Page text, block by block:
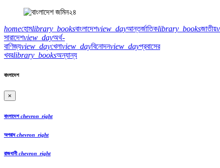
homeহোমlibrary_booksবাংলাদেশview_dayআন্তর্জাতিকlibrary_booksজাতীয়
সারাদেশview_dayঅর্থ-
বাণিজ্যview_dayখেলাview_dayবিনোদনview_dayপ্রবাসের
খবরlibrary_booksঅন্যান্য
বাংলাদেশ
×
বাংলাদেশ chevron_right
অপরাধchevron_right
রাজধানীchevron_right